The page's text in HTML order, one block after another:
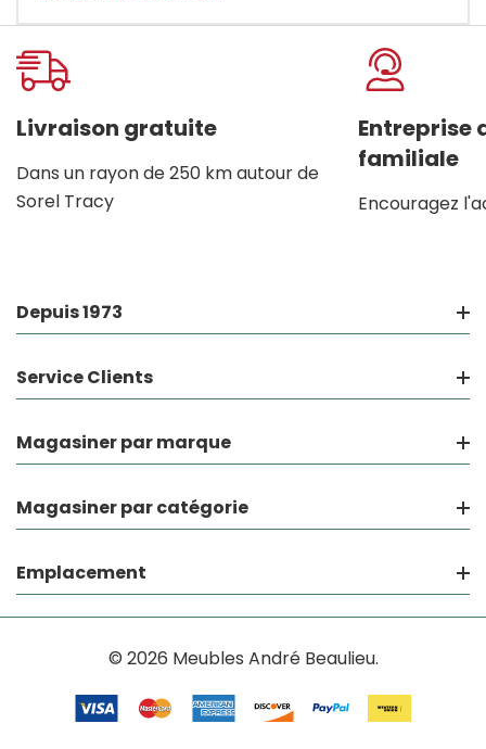
Onglet
personnalisé
Livraison gratuite
Dans un rayon de 250 km autour de
Sorel Tracy
Entreprise
familiale
Encouragez
Depuis 1973
Service Clients
Magasiner par marque
Magasiner par catégorie
Emplacement
© 2026 Meubles André Beaulieu.